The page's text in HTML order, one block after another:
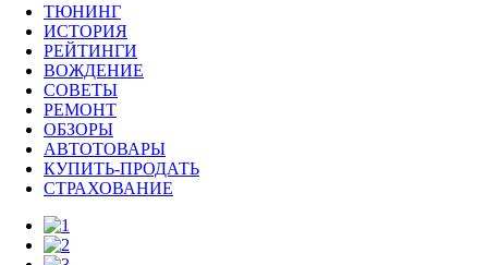
ТЮНИНГ
ИСТОРИЯ
РЕЙТИНГИ
ВОЖДЕНИЕ
СОВЕТЫ
РЕМОНТ
ОБЗОРЫ
АВТОТОВАРЫ
КУПИТЬ-ПРОДАТЬ
СТРАХОВАНИЕ